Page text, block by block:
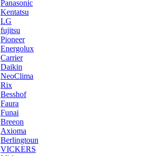
Panasonic
Kentatsu
LG
fujitsu
Pioneer
Energolux
Carrier
Daikin
NeoClima
Rix
Besshof
Faura
Funai
Breeon
Axioma
Berlingtoun
VICKERS